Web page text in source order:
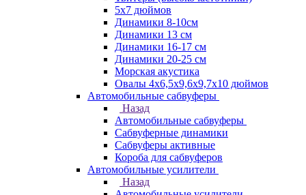
5x7 дюймов
Динамики 8-10см
Динамики 13 см
Динамики 16-17 см
Динамики 20-25 см
Морская акустика
Овалы 4х6,5х9,6x9,7х10 дюймов
Автомобильные сабвуферы
Назад
Автомобильные сабвуферы
Сабвуферные динамики
Сабвуферы активные
Короба для сабвуферов
Автомобильные усилители
Назад